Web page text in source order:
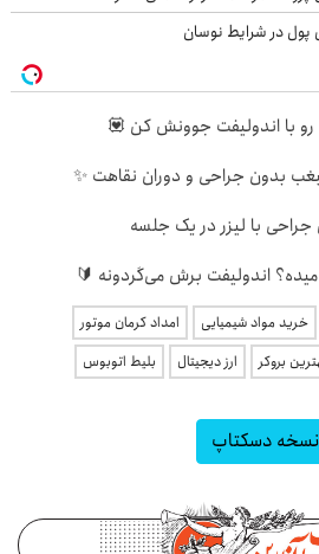
در شرایط نوسان
با اندولیفت جوونش کن 💟
جراحی با لیزر در یک جلسه
اندولیفت برش می‌گردونه 🔰
خرید مواد شیمیایی
امداد کرمان موتور
بروکر ارز دیجیتال بلیط اتوبوس
نسخه دسکتاپ